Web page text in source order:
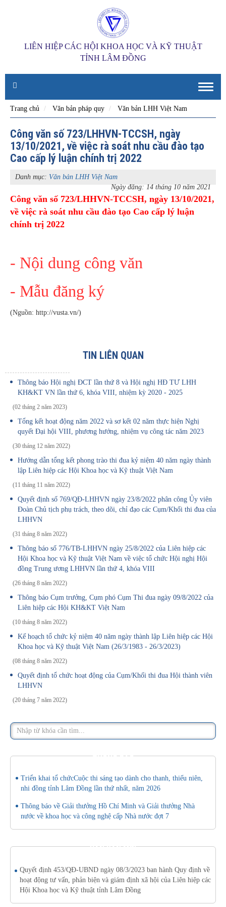
LIÊN HIỆP CÁC HỘI KHOA HỌC VÀ KỸ THUẬT
TỈNH LÂM ĐỒNG
Toggle
Trang chủ
Văn bản pháp quy Văn bản LHH Việt Nam
Công văn số 723/LHHVN-TCCSH, ngày
13/10/2021, về việc rà soát nhu cầu đào tạo
Cao cấp lý luận chính trị 2022
Danh mục: Văn bản LHH Việt Nam
Ngày đăng: 14 tháng 10 năm 2021
Công văn số 723/LHHVN-TCCSH, ngày 13/10/2021,
về việc rà soát nhu cầu đào tạo Cao cấp lý luận
chính trị 2022
- Nội dung công văn
- Mẫu đăng ký
(Nguồn: http://vusta.vn/)
TIN LIÊN QUAN
Thông báo Hội nghị ĐCT lần thứ 8 và Hội nghị HĐ TƯ LHH
KH&KT VN lần thứ 6, khóa VIII, nhiệm kỳ 2020 - 2025
(02 tháng 2 năm 2023)
Tổng kết hoạt động năm 2022 và sơ kết 02 năm thực hiện Nghị
quyết Đại hội VIII, phương hướng, nhiệm vụ công tác năm 2023
(30 tháng 12 năm 2022)
Hướng dẫn tổng kết phong trào thi đua kỷ niệm 40 năm ngày thành
lập Liên hiệp các Hội Khoa học và Kỹ thuật Việt Nam
(11 tháng 11 năm 2022)
Quyết định số 769/QĐ-LHHVN ngày 23/8/2022 phân công Ủy viên
Đoàn Chủ tịch phụ trách, theo dõi, chỉ đạo các Cụm/Khối thi đua của
LHHVN
(31 tháng 8 năm 2022)
Thông báo số 776/TB-LHHVN ngày 25/8/2022 của Liên hiệp các
Hội Khoa học và Kỹ thuật Việt Nam về việc tổ chức Hội nghị Hội
đồng Trung ương LHHVN lần thứ 4, khóa VIII
(26 tháng 8 năm 2022)
Thông báo Cụm trưởng, Cụm phó Cụm Thi đua ngày 09/8/2022 của
Liên hiệp các Hội KH&KT Việt Nam
(10 tháng 8 năm 2022)
Kế hoạch tổ chức kỷ niệm 40 năm ngày thành lập Liên hiệp các Hội
Khoa học và Kỹ thuật Việt Nam (26/3/1983 - 26/3/2023)
(08 tháng 8 năm 2022)
Quyết định tổ chức hoạt động của Cụm/Khối thi đua Hội thành viên
LHHVN
(20 tháng 7 năm 2022)
THÔNG BÁO
Triển khai tổ chứcCuộc thi sáng tạo dành cho thanh, thiếu niên,
nhi đồng tỉnh Lâm Đồng lần thứ nhất, năm 2026
Thông báo về Giải thưởng Hồ Chí Minh và Giải thưởng Nhà
nước về khoa học và công nghệ cấp Nhà nước đợt 7
VĂN BẢN MỚI
Quyết định 453/QĐ-UBND ngày 08/3/2023 ban hành Quy định về
hoạt động tư vấn, phản biện và giám định xã hội của Liên hiệp các
Hội Khoa học và Kỹ thuật tỉnh Lâm Đồng